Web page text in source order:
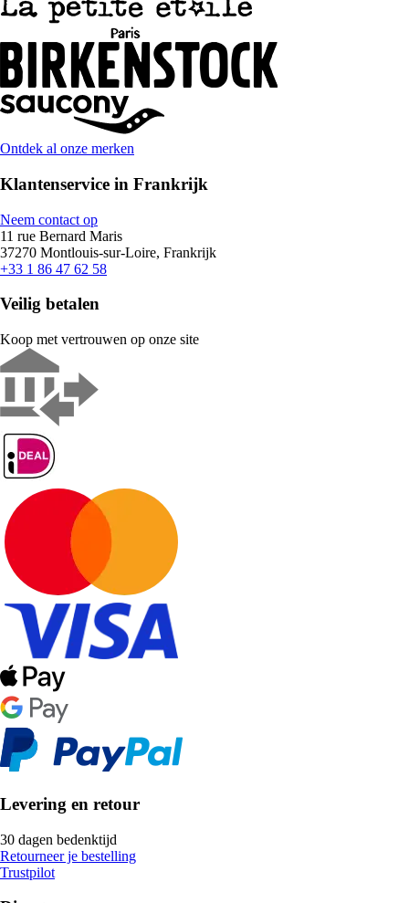
Ontdek al onze merken
Klantenservice in Frankrijk
Neem contact op
11 rue Bernard Maris
37270 Montlouis-sur-Loire, Frankrijk
+33 1 86 47 62 58
Veilig betalen
Koop met vertrouwen op onze site
Levering en retour
30 dagen bedenktijd
Retourneer je bestelling
Trustpilot